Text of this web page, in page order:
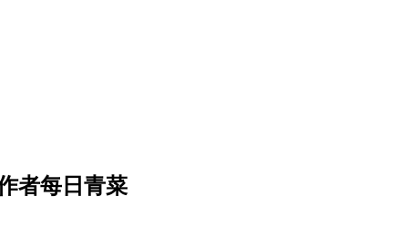
者每日青菜